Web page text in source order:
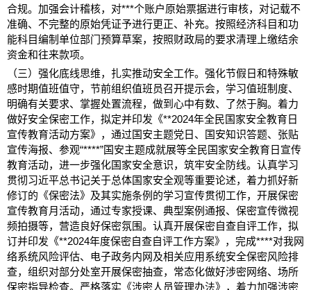
合规。加强会计稽核，对***个账户原始票据进行审核，对记载不
准确、不完整的原始凭证予进行更正、补充。按照经济科目和功
能科目编制单位部门预算草案，按照财政局的要求清理上缴结余
资金和往来款项。
（三）强化底线思维，扎实推动安全工作。 强化节假日和特殊敏
感时期值班值守，节前组织值班员召开提示会，学习值班制度、
明确有关要求、掌握处置流程，做到心中有数、了然于胸。着力
做好安全保密工作，拟定并印发《**2024年全民国家安全教育日
宣传教育活动方案》，通过国安主题党日、国安知识答题、张贴
宣传海报、参观“****”国安主题成就展等全民国家安全教育日宣传
教育活动，进一步强化国家安全意识，筑牢安全防线。认真学习
贯彻习近平总书记关于总体国家安全观等重要论述，着力抓好新
修订的《保密法》及其实施条例的学习宣传贯彻工作，开展保密
宣传教育月活动，通过专家授课、典型案例通报、保密宣传微视
频拍摄等，营造良好保密氛围。认真开展保密自查自评工作，拟
订并印发《**2024年度保密自查自评工作方案》，完成****对我网
络系统风险评估、电子政务内网及相关应用系统安全保密风险排
查，组织对部分处室开展保密抽查，常态化做好涉密网络、场所
保密指导检查。严格落实《涉密人员管理办法》，着力加强涉密